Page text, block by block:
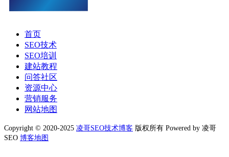
首页
SEO技术
SEO培训
建站教程
问答社区
资源中心
营销服务
网站地图
Copyright © 2020-2025 凌哥SEO技术博客 版权所有 Powered by 凌哥
SEO 博客地图